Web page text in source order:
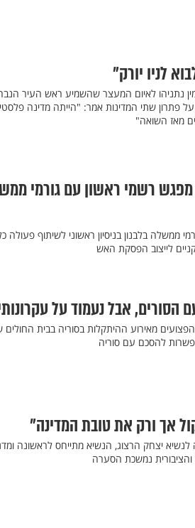
לניו יורק״
נתניהו לאיום המעצר שהשמיע ראש העיר
פתרון שתי המדינות אמר: "הייתה מדינה
מאז השואה"
רשמי ראשון עם גורמי
ממשלה בלבנון בניסיון ראשוני לשיתוף פעולה
לייצוב הפסקת האש
אבל נעמוד על
ראש הממשלה בנימין נתניהו ביקר לוחמי מילואים מחטיבה 55 הפצועים מאירוע ההיתקלות בסוריה בבית
להסכם עם סוריה
אך ורק את טובת המדינה״
יצחק הרצוג, הנשיא מתייחס לראשונה
נמשכת הסערה